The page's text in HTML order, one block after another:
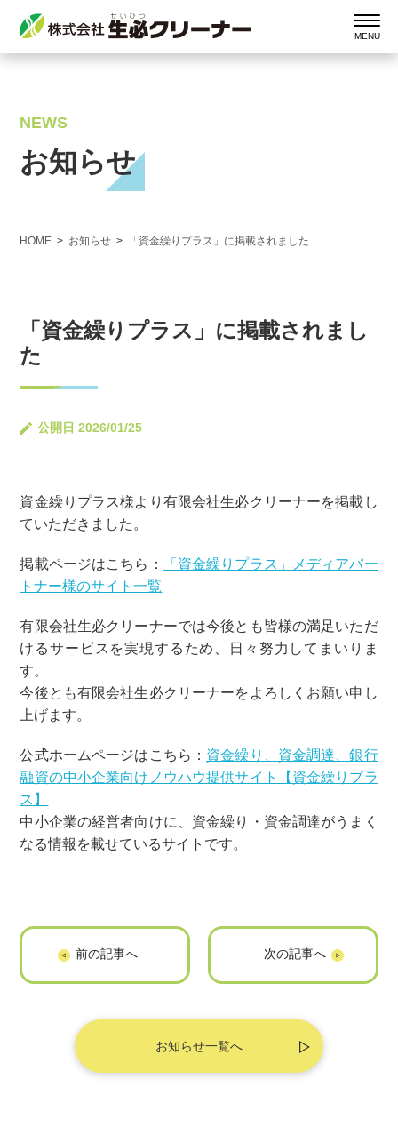
NEWS
お知らせ
HOME お知らせ 「資金繰りプラス」に掲載されました
「資金繰りプラス」に掲載されまし
た
公開日 2026/01/25
資金繰りプラス様より有限会社生必クリーナーを掲載し
ていただきました。
掲載ページはこちら：
「資金繰りプラス」メディアパー
トナー様のサイト一覧
有限会社生必クリーナーでは今後とも皆様の満足いただ
けるサービスを実現するため、日々努力してまいりま
す。
今後とも有限会社生必クリーナーをよろしくお願い申し
上げます。
公式ホームページはこちら： 資金繰り、資金調達、銀行
融資の中小企業向けノウハウ提供サイト【資金繰りプラ
ス】
中小企業の経営者向けに、資金繰り・資金調達がうまく
なる情報を載せているサイトです。
「ハートフルホー
「アシスト」に掲
お知らせ一覧へ